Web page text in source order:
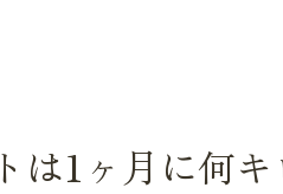
は1ヶ月に何